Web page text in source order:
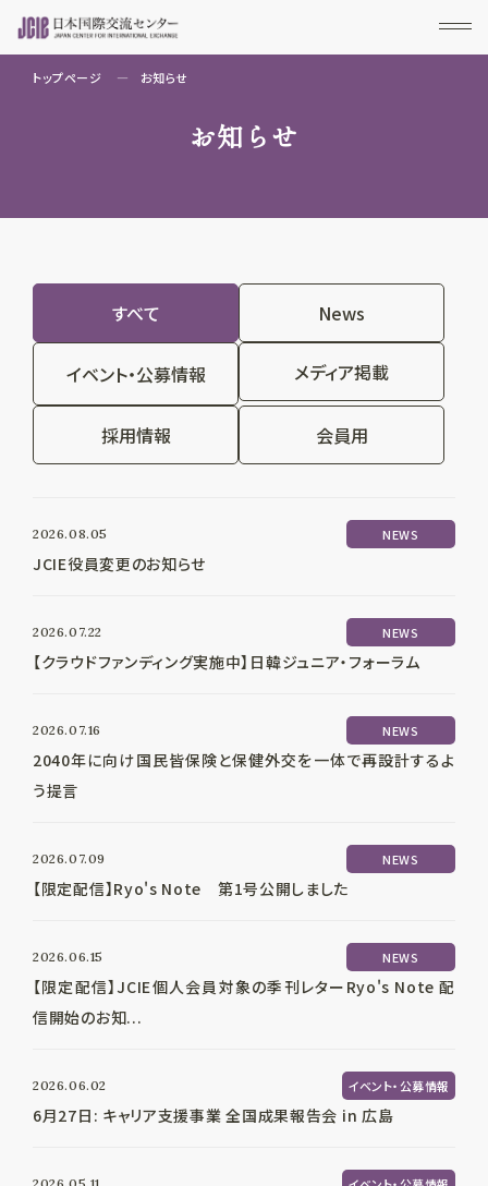
トップページ お知らせ
お知らせ
すべて News
イベント・公募情報 メディア掲載
採用情報 会員用
2026.08.05 NEWS
JCIE役員変更のお知らせ
2026.07.22 NEWS
【クラウドファンディング実施中】日韓ジュニア・フォーラム
2026.07.16 NEWS
2040年に向け国民皆保険と保健外交を一体で再設計するよ
う提言
2026.07.09 NEWS
【限定配信】Ryo's Note 第1号公開しました
2026.06.15 NEWS
【限定配信】JCIE個人会員対象の季刊レターRyo's Note 配
信開始のお知...
2026.06.02 イベント・公募情報
6月27日: キャリア支援事業 全国成果報告会 in 広島